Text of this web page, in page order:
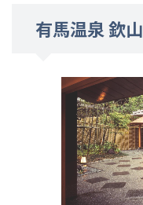
有馬温泉 欽山